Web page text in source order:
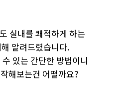
실내를 쾌적하게 하는
알려드렸습니다.
있는 간단한 방법이니
해보는건 어떨까요?